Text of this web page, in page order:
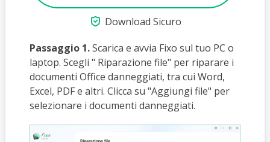
 Download Sicuro
Passaggio 1.Scarica e avvia Fixo sul tuo PC o
laptop. Scegli " Riparazione file" per riparare i
documenti Office danneggiati, tra cui Word,
Excel, PDF e altri. Clicca su "Aggiungi file" per
selezionare i documenti danneggiati.